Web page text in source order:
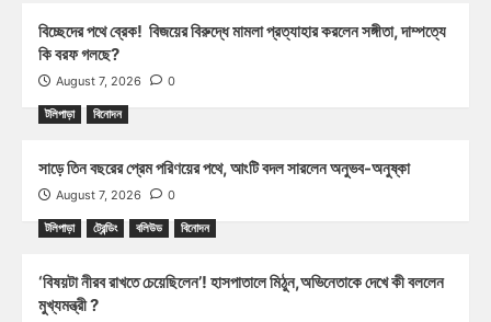
বিচ্ছেদের পথে ব্রেক! বিজয়ের বিরুদ্ধে মামলা প্রত্যাহার করলেন সঙ্গীতা, দাম্পত্যে
কি বরফ গলছে?
August 7, 2026 0
টলিপাড়া বিনোদন
সাড়ে তিন বছরের প্রেম পরিণয়ের পথে, আংটি বদল সারলেন অনুভব-অনুষ্কা
August 7, 2026 0
টলিপাড়া ট্রেন্ডিং বলিউড বিনোদন
‘বিষয়টা নীরব রাখতে চেয়েছিলেন’! হাসপাতালে মিঠুন,অভিনেতাকে দেখে কী বললেন
মুখ্যমন্ত্রী ?